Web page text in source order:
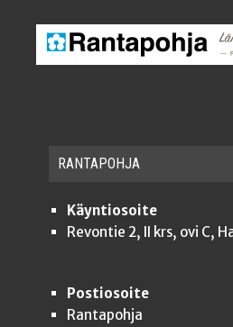
RAN­TA­POH­JA
Käyntiosoite
Revontie 2, II krs, ovi C,
Postiosoite
Rantapohja